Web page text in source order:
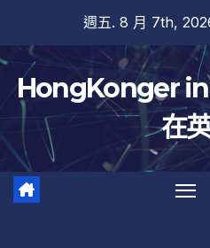
內
容
週五. 8 月 7th,
HongKonger in
在